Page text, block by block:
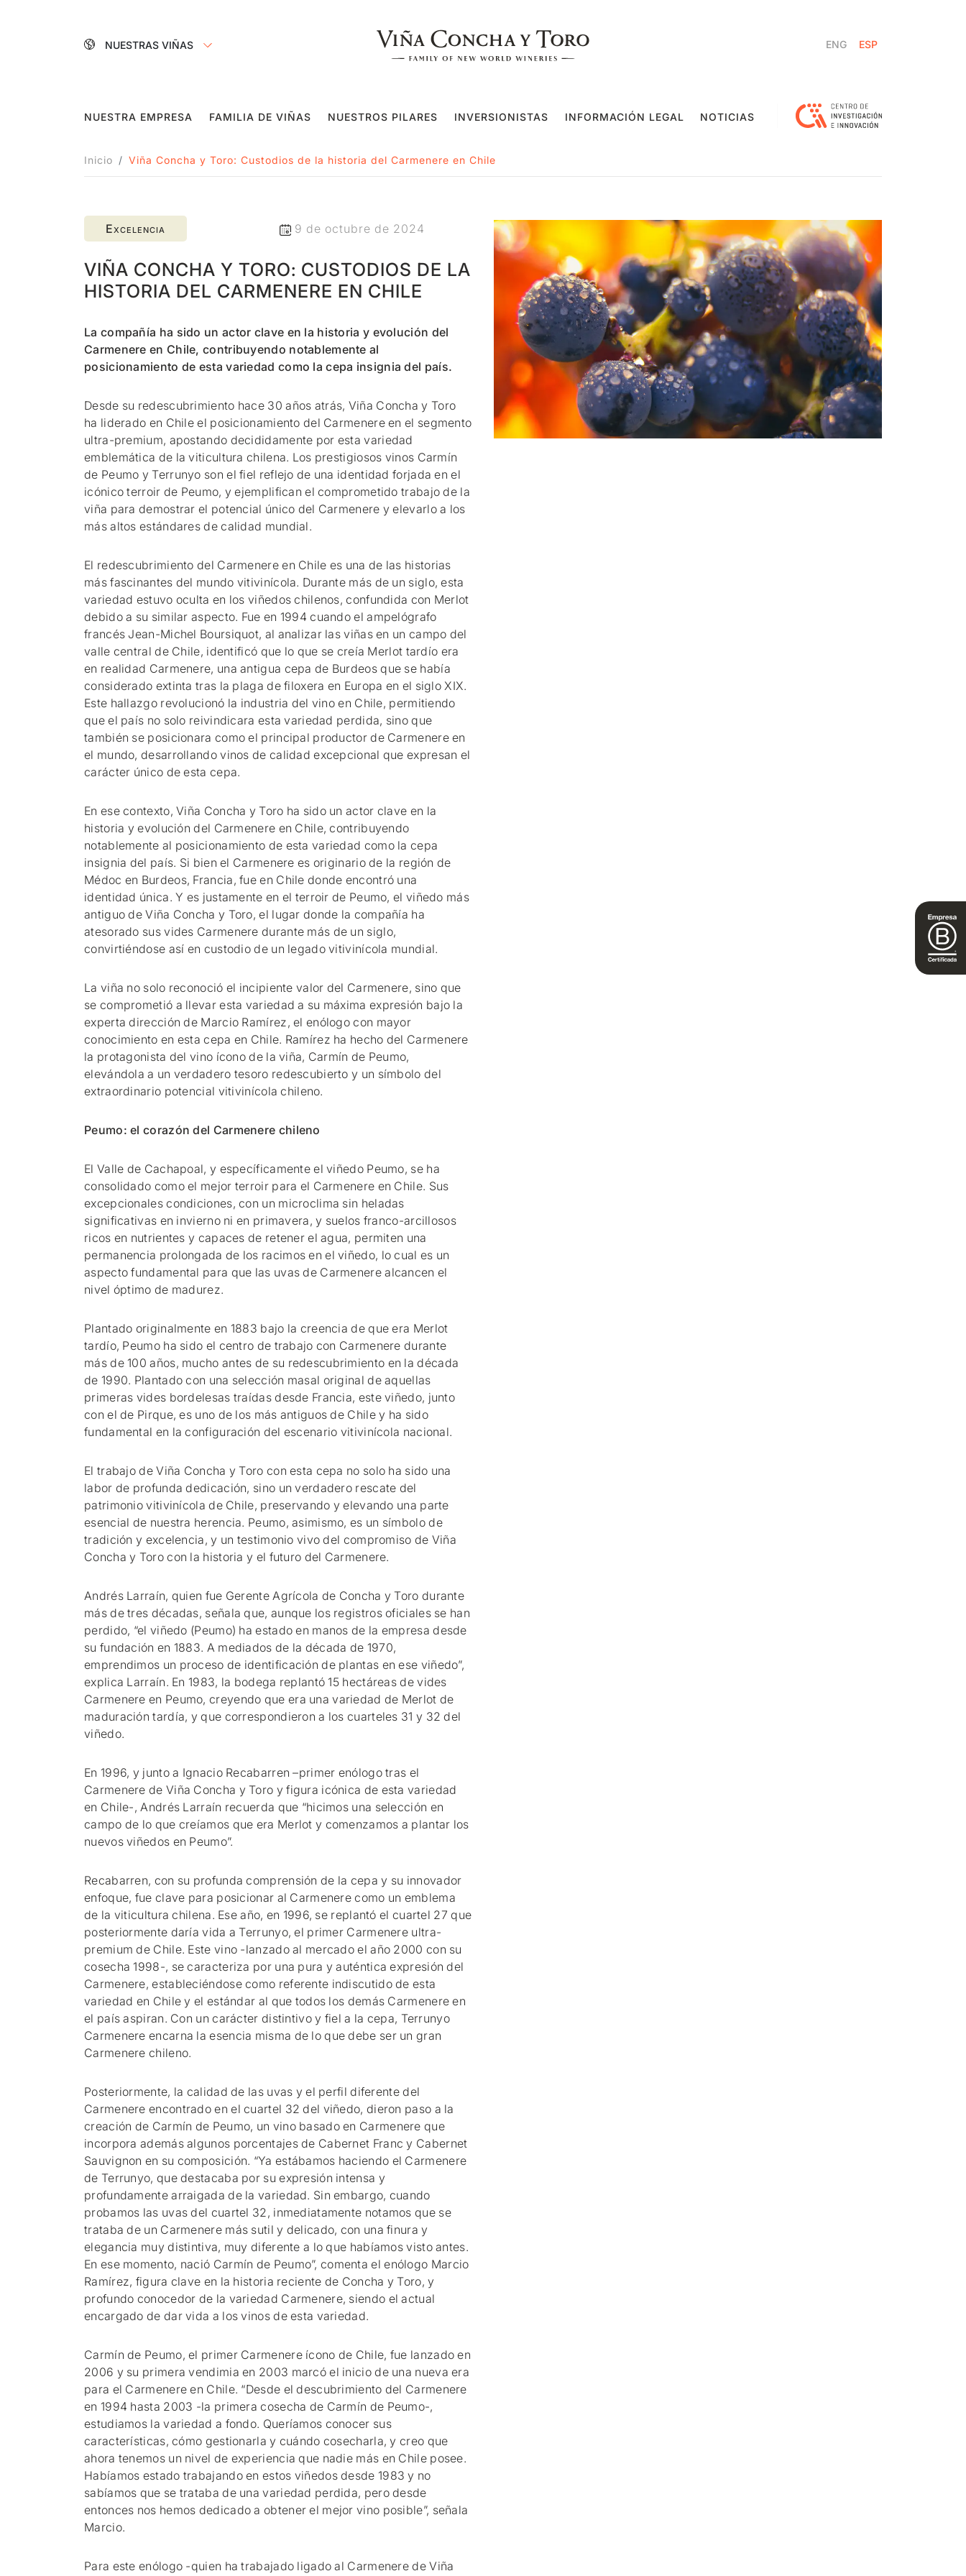
ENG ESP
NUESTRAS VIÑAS
NUESTRA EMPRESA FAMILIA DE VIÑAS NUESTROS PILARES INVERSIONISTAS INFORMACIÓN LEGAL NOTICIAS
Inicio Viña Concha y Toro: Custodios de la historia del Carmenere en Chile
Excelencia 9 de octubre de 2024
VIÑA CONCHA Y TORO: CUSTODIOS DE LA
HISTORIA DEL CARMENERE EN CHILE
La compañía ha sido un actor clave en la historia y evolución del
Carmenere en Chile, contribuyendo notablemente al
posicionamiento de esta variedad como la cepa insignia del país.
Desde su redescubrimiento hace 30 años atrás, Viña Concha y Toro
ha liderado en Chile el posicionamiento del Carmenere en el segmento
ultra-premium, apostando decididamente por esta variedad
emblemática de la viticultura chilena. Los prestigiosos vinos Carmín
de Peumo y Terrunyo son el fiel reflejo de una identidad forjada en el
icónico terroir de Peumo, y ejemplifican el comprometido trabajo de la
viña para demostrar el potencial único del Carmenere y elevarlo a los
más altos estándares de calidad mundial.
El redescubrimiento del Carmenere en Chile es una de las historias
más fascinantes del mundo vitivinícola. Durante más de un siglo, esta
variedad estuvo oculta en los viñedos chilenos, confundida con Merlot
debido a su similar aspecto. Fue en 1994 cuando el ampelógrafo
francés Jean-Michel Boursiquot, al analizar las viñas en un campo del
valle central de Chile, identificó que lo que se creía Merlot tardío era
en realidad Carmenere, una antigua cepa de Burdeos que se había
considerado extinta tras la plaga de filoxera en Europa en el siglo XIX.
Este hallazgo revolucionó la industria del vino en Chile, permitiendo
que el país no solo reivindicara esta variedad perdida, sino que
también se posicionara como el principal productor de Carmenere en
el mundo, desarrollando vinos de calidad excepcional que expresan el
carácter único de esta cepa.
En ese contexto, Viña Concha y Toro ha sido un actor clave en la
historia y evolución del Carmenere en Chile, contribuyendo
notablemente al posicionamiento de esta variedad como la cepa
insignia del país. Si bien el Carmenere es originario de la región de
Médoc en Burdeos, Francia, fue en Chile donde encontró una
identidad única. Y es justamente en el terroir de Peumo, el viñedo más
antiguo de Viña Concha y Toro, el lugar donde la compañía ha
atesorado sus vides Carmenere durante más de un siglo,
convirtiéndose así en custodio de un legado vitivinícola mundial.
La viña no solo reconoció el incipiente valor del Carmenere, sino que
se comprometió a llevar esta variedad a su máxima expresión bajo la
experta dirección de Marcio Ramírez, el enólogo con mayor
conocimiento en esta cepa en Chile. Ramírez ha hecho del Carmenere
la protagonista del vino ícono de la viña, Carmín de Peumo,
elevándola a un verdadero tesoro redescubierto y un símbolo del
extraordinario potencial vitivinícola chileno.
Peumo: el corazón del Carmenere chileno
El Valle de Cachapoal, y específicamente el viñedo Peumo, se ha
consolidado como el mejor terroir para el Carmenere en Chile. Sus
excepcionales condiciones, con un microclima sin heladas
significativas en invierno ni en primavera, y suelos franco-arcillosos
ricos en nutrientes y capaces de retener el agua, permiten una
permanencia prolongada de los racimos en el viñedo, lo cual es un
aspecto fundamental para que las uvas de Carmenere alcancen el
nivel óptimo de madurez.
Plantado originalmente en 1883 bajo la creencia de que era Merlot
tardío, Peumo ha sido el centro de trabajo con Carmenere durante
más de 100 años, mucho antes de su redescubrimiento en la década
de 1990. Plantado con una selección masal original de aquellas
primeras vides bordelesas traídas desde Francia, este viñedo, junto
con el de Pirque, es uno de los más antiguos de Chile y ha sido
fundamental en la configuración del escenario vitivinícola nacional.
El trabajo de Viña Concha y Toro con esta cepa no solo ha sido una
labor de profunda dedicación, sino un verdadero rescate del
patrimonio vitivinícola de Chile, preservando y elevando una parte
esencial de nuestra herencia. Peumo, asimismo, es un símbolo de
tradición y excelencia, y un testimonio vivo del compromiso de Viña
Concha y Toro con la historia y el futuro del Carmenere.
Andrés Larraín, quien fue Gerente Agrícola de Concha y Toro durante
más de tres décadas, señala que, aunque los registros oficiales se han
perdido, “el viñedo (Peumo) ha estado en manos de la empresa desde
su fundación en 1883. A mediados de la década de 1970,
emprendimos un proceso de identificación de plantas en ese viñedo”,
explica Larraín. En 1983, la bodega replantó 15 hectáreas de vides
Carmenere en Peumo, creyendo que era una variedad de Merlot de
maduración tardía, y que correspondieron a los cuarteles 31 y 32 del
viñedo.
En 1996, y junto a Ignacio Recabarren –primer enólogo tras el
Carmenere de Viña Concha y Toro y figura icónica de esta variedad
en Chile-, Andrés Larraín recuerda que “hicimos una selección en
campo de lo que creíamos que era Merlot y comenzamos a plantar los
nuevos viñedos en Peumo”.
Recabarren, con su profunda comprensión de la cepa y su innovador
enfoque, fue clave para posicionar al Carmenere como un emblema
de la viticultura chilena. Ese año, en 1996, se replantó el cuartel 27 que
posteriormente daría vida a Terrunyo, el primer Carmenere ultra-
premium de Chile. Este vino -lanzado al mercado el año 2000 con su
cosecha 1998-, se caracteriza por una pura y auténtica expresión del
Carmenere, estableciéndose como referente indiscutido de esta
variedad en Chile y el estándar al que todos los demás Carmenere en
el país aspiran. Con un carácter distintivo y fiel a la cepa, Terrunyo
Carmenere encarna la esencia misma de lo que debe ser un gran
Carmenere chileno.
Posteriormente, la calidad de las uvas y el perfil diferente del
Carmenere encontrado en el cuartel 32 del viñedo, dieron paso a la
creación de Carmín de Peumo, un vino basado en Carmenere que
incorpora además algunos porcentajes de Cabernet Franc y Cabernet
Sauvignon en su composición. “Ya estábamos haciendo el Carmenere
de Terrunyo, que destacaba por su expresión intensa y
profundamente arraigada de la variedad. Sin embargo, cuando
probamos las uvas del cuartel 32, inmediatamente notamos que se
trataba de un Carmenere más sutil y delicado, con una finura y
elegancia muy distintiva, muy diferente a lo que habíamos visto antes.
En ese momento, nació Carmín de Peumo”, comenta el enólogo Marcio
Ramírez, figura clave en la historia reciente de Concha y Toro, y
profundo conocedor de la variedad Carmenere, siendo el actual
encargado de dar vida a los vinos de esta variedad.
Carmín de Peumo, el primer Carmenere ícono de Chile, fue lanzado en
2006 y su primera vendimia en 2003 marcó el inicio de una nueva era
para el Carmenere en Chile. “Desde el descubrimiento del Carmenere
en 1994 hasta 2003 -la primera cosecha de Carmín de Peumo-,
estudiamos la variedad a fondo. Queríamos conocer sus
características, cómo gestionarla y cuándo cosecharla, y creo que
ahora tenemos un nivel de experiencia que nadie más en Chile posee.
Habíamos estado trabajando en estos viñedos desde 1983 y no
sabíamos que se trataba de una variedad perdida, pero desde
entonces nos hemos dedicado a obtener el mejor vino posible”, señala
Marcio.
Para este enólogo -quien ha trabajado ligado al Carmenere de Viña